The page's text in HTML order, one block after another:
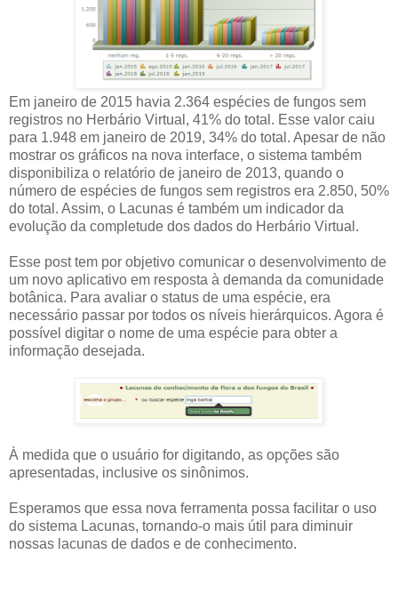
Em janeiro de 2015 havia 2.364 espécies de fungos sem
registros no Herbário Virtual, 41% do total. Esse valor caiu
para 1.948 em janeiro de 2019, 34% do total. Apesar de não
mostrar os gráficos na nova interface, o sistema também
disponibiliza o relatório de janeiro de 2013, quando o
número de espécies de fungos sem registros era 2.850, 50%
do total. Assim, o Lacunas é também um indicador da
evolução da completude dos dados do Herbário Virtual.
Esse post tem por objetivo comunicar o desenvolvimento de
um novo aplicativo em resposta à demanda da comunidade
botânica. Para avaliar o status de uma espécie, era
necessário passar por todos os níveis hierárquicos. Agora é
possível digitar o nome de uma espécie para obter a
informação desejada.
À medida que o usuário for digitando, as opções são
apresentadas, inclusive os sinônimos.
Esperamos que essa nova ferramenta possa facilitar o uso
do sistema Lacunas, tornando-o mais útil para diminuir
nossas lacunas de dados e de conhecimento.